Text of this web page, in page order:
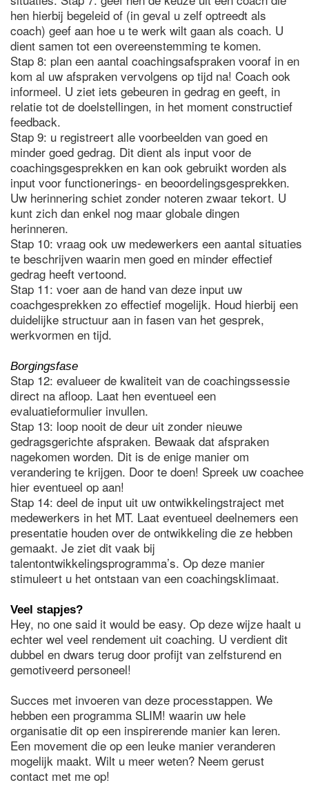
hen hierbij begeleid of (in geval u zelf optreedt als
coach) geef aan hoe u te werk wilt gaan als coach. U
dient samen tot een overeenstemming te komen.
Stap 8: plan een aantal coachingsafspraken vooraf in en
kom al uw afspraken vervolgens op tijd na! Coach ook
informeel. U ziet iets gebeuren in gedrag en geeft, in
relatie tot de doelstellingen, in het moment constructief
feedback.
Stap 9: u registreert alle voorbeelden van goed en
minder goed gedrag. Dit dient als input voor de
coachingsgesprekken en kan ook gebruikt worden als
input voor functionerings- en beoordelingsgesprekken.
Uw herinnering schiet zonder noteren zwaar tekort. U
kunt zich dan enkel nog maar globale dingen
herinneren.
Stap 10: vraag ook uw medewerkers een aantal situaties
te beschrijven waarin men goed en minder effectief
gedrag heeft vertoond.
Stap 11: voer aan de hand van deze input uw
coachgesprekken zo effectief mogelijk. Houd hierbij een
duidelijke structuur aan in fasen van het gesprek,
werkvormen en tijd.
Borgingsfase
Stap 12: evalueer de kwaliteit van de coachingssessie
direct na afloop. Laat hen eventueel een
evaluatieformulier invullen.
Stap 13: loop nooit de deur uit zonder nieuwe
gedragsgerichte afspraken. Bewaak dat afspraken
nagekomen worden. Dit is de enige manier om
verandering te krijgen. Door te doen! Spreek uw coachee
hier eventueel op aan!
Stap 14: deel de input uit uw ontwikkelingstraject met
medewerkers in het MT. Laat eventueel deelnemers een
presentatie houden over de ontwikkeling die ze hebben
gemaakt. Je ziet dit vaak bij
talentontwikkelingsprogramma’s. Op deze manier
stimuleert u het ontstaan van een coachingsklimaat.
Veel stapjes?
Hey, no one said it would be easy. Op deze wijze haalt u
echter wel veel rendement uit coaching. U verdient dit
dubbel en dwars terug door profijt van zelfsturend en
gemotiveerd personeel!
Succes met invoeren van deze processtappen. We
hebben een programma SLIM! waarin uw hele
organisatie dit op een inspirerende manier kan leren.
Een movement die op een leuke manier veranderen
mogelijk maakt. Wilt u meer weten? Neem gerust
contact met me op!